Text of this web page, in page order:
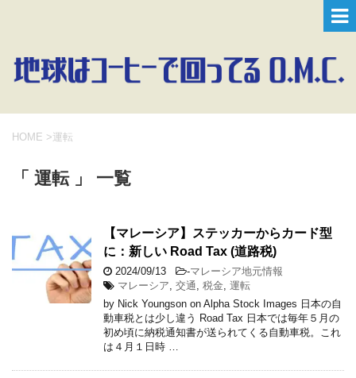
HOME >運転
「 運転 」 一覧
【マレーシア】ステッカーからカード型
に：新しい Road Tax (道路税)
2024/09/13 -マレーシア地元情報
マレーシア, 交通, 税金, 運転
by Nick Youngson on Alpha Stock Images 日本の自
動車税とは少し違う Road Tax 日本では毎年５月の
初め頃に納税通知書が送られてくる自動車税。これ
は４月１日時 …